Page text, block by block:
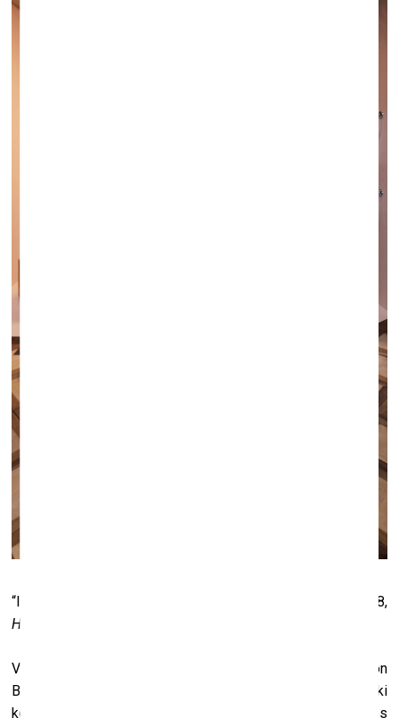
“Iztēlotā kolekcija”: fon Barta X Leopolds Veinbergs, 2018,
Hotel Helvetia
Viens no šādiem piemēriem ir sadarbība ar Stefanu fon
Bartu un fon Bartas galeriju. Mums ir bijuši vairāki
kopprojekti, pēdējais no tiem bija “Iztēlotā kolekcija”, kur es